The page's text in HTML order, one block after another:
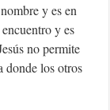
y es en
y es
no permite
donde los otros